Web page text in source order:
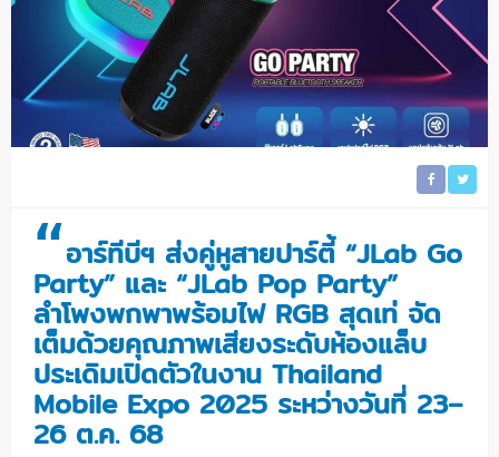
“อาร์ทีบีฯ ส่งคู่หูสายปาร์ตี้ “JLab Go
Party” และ “JLab Pop Party”
ลำโพงพกพาพร้อมไฟ RGB สุดเท่ จัด
เต็มด้วยคุณภาพเสียงระดับห้องแล็บ
ประเดิมเปิดตัวในงาน Thailand
Mobile Expo 2025 ระหว่างวันที่ 23–
26 ต.ค. 68